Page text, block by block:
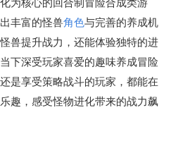
为核心的回合制冒险合成类游
丰富的怪兽角色与完善的养成机
兽提升战力，还能体验独特的进
下深受玩家喜爱的趣味养成冒险
是享受策略战斗的玩家，都能在
趣，感受怪物进化带来的战力飙